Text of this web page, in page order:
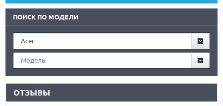
ПОИСК ПО МОДЕЛИ
Acer
Модель
ОТЗЫВЫ